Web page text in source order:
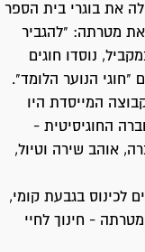
את בוגרי בית הספר
מטרתה: "להגביר
נוסדו חוגים
הנוער הלומד".
המייסדת היו
החוגיסיטית -
אוהב שירה וטיול,
חברי החוגים לכינוס בגבעת קומי,
- חינוך לחיי